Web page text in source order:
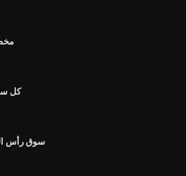
كل
سوق رأس